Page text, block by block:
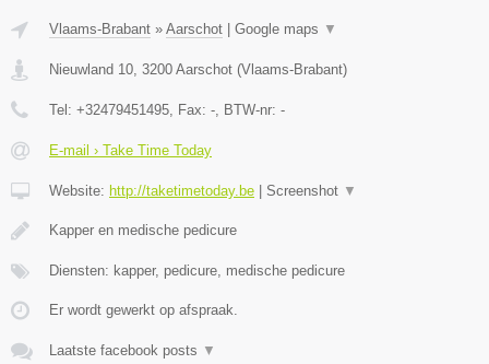
Vlaams-Brabant » Aarschot Google maps ▼
Nieuwland 10, 3200 Aarschot (Vlaams-Brabant)
Tel: +32479451495, Fax: -, BTW-nr: -
E-mail › Take Time Today
Website: http://taketimetoday.be Screenshot ▼
Kapper en medische pedicure
Diensten: kapper, pedicure, medische pedicure
Er wordt gewerkt op afspraak.
Laatste facebook posts ▼